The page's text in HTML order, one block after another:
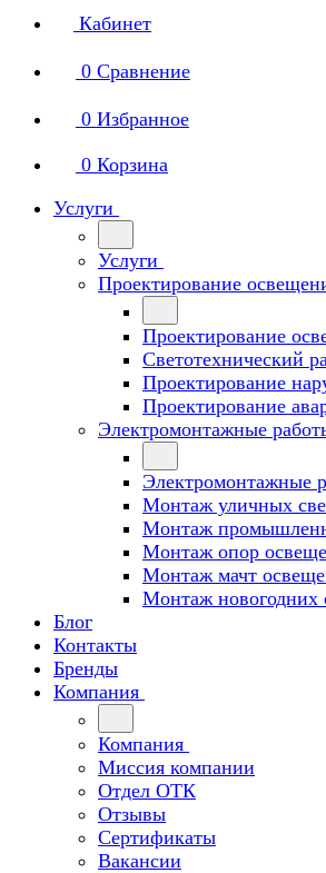
Кабинет
0 Сравнение
0 Избранное
0 Корзина
Услуги
Услуги
Проектирование
Проектирование
Светотехнический
Проектирование
Проектирование
Электромонтажные
Электромонтажные
Монтаж уличных
Монтаж
Монтаж опор
Монтаж мачт
Монтаж новогодних
Блог
Контакты
Бренды
Компания
Компания
Миссия компании
Отдел ОТК
Отзывы
Сертификаты
Вакансии